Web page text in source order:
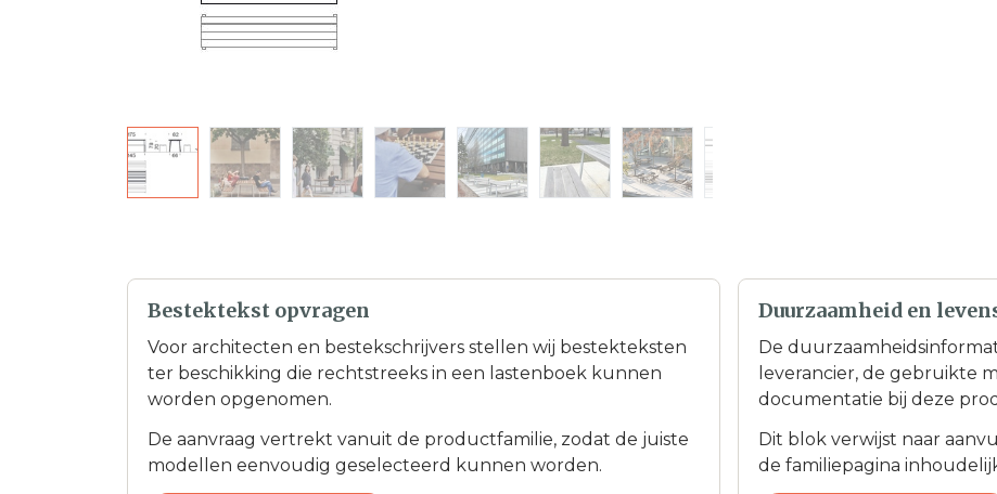
Bestektekst opvragen
Voor architecten en bestekschrijvers stellen wij bestekteksten
ter beschikking die rechtstreeks in een lastenboek kunnen
worden opgenomen.
De aanvraag vertrekt vanuit de productfamilie, zodat de juiste
modellen eenvoudig geselecteerd kunnen worden.
Duurzaamheid en
De
leverancier, de gebruikte
documentatie bij deze
Dit blok verwijst naar
de familiepagina